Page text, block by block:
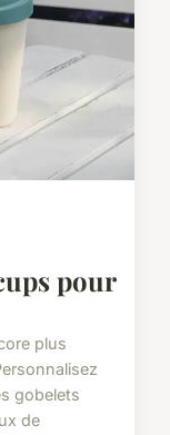
pour
plus
gobelets
de